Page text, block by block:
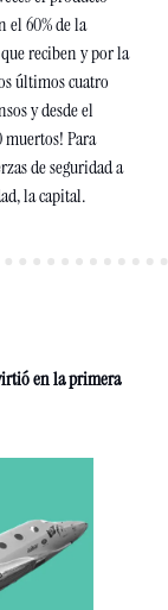
el 60% de la
reciben y por la
últimos cuatro
y desde el
Para
de seguridad a
la capital.
en la primera